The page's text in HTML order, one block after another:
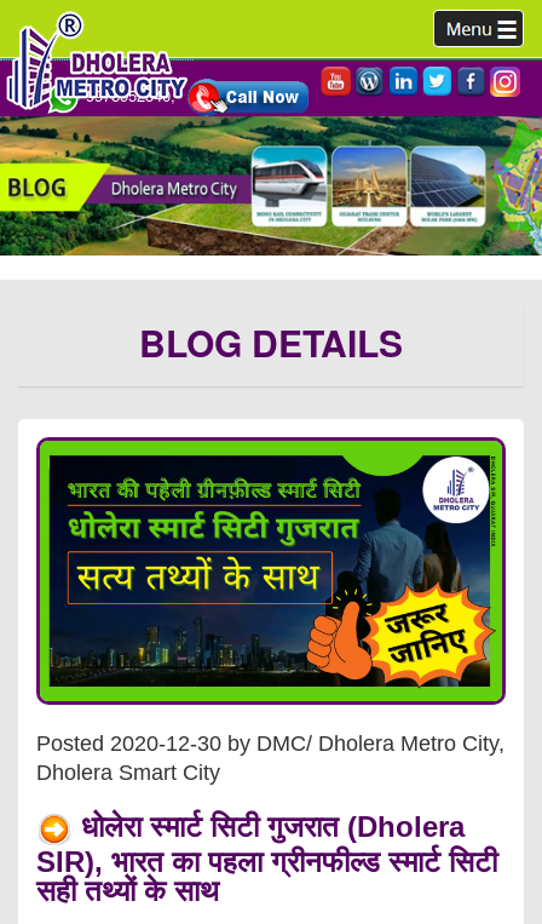
9978952340,
BLOG DETAILS
Posted 2020-12-30 by DMC/ Dholera Metro City,
Dholera Smart City
धोलेरा स्मार्ट सिटी गुजरात (Dholera
SIR), भारत का पहला ग्रीनफील्ड स्मार्ट सिटी
सही तथ्यों के साथ